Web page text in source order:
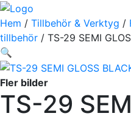
Hem / Tillbehör & Verktyg /
tillbehör / TS-29 SEMI
🔍
Fler bilder
TS-29